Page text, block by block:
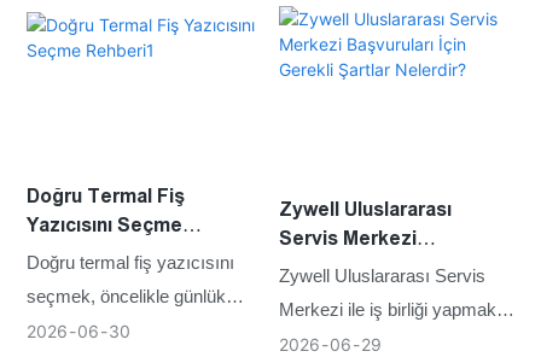
ortamlarda faaliyet
göstermektedir.
Doğru Termal Fiş
Yazıcısını Seçme
Rehberi1
Doğru termal fiş yazıcısını
seçmek, öncelikle günlük
gerçek baskı hacminizi
2026 06 30
Zywell Uluslararası
Servis Merkezi
Başvuruları İçin Gerekli
Zywell Uluslararası Servis
Merkezi ile iş birliği yapmak
isteyen ortakların, belirtilen
2026 06 29